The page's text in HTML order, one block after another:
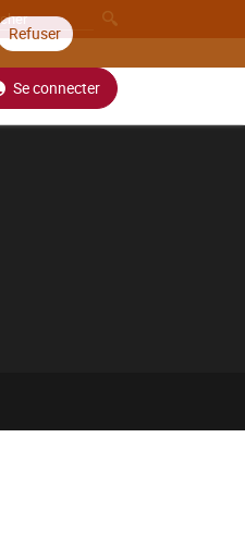
Refuser
Se connecter